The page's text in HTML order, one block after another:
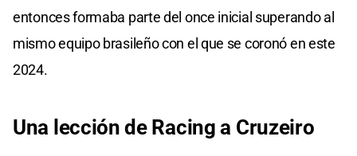
entonces formaba parte del once inicial superando al
mismo equipo brasileño con el que se coronó en este
2024.
Una lección de Racing a Cruzeiro